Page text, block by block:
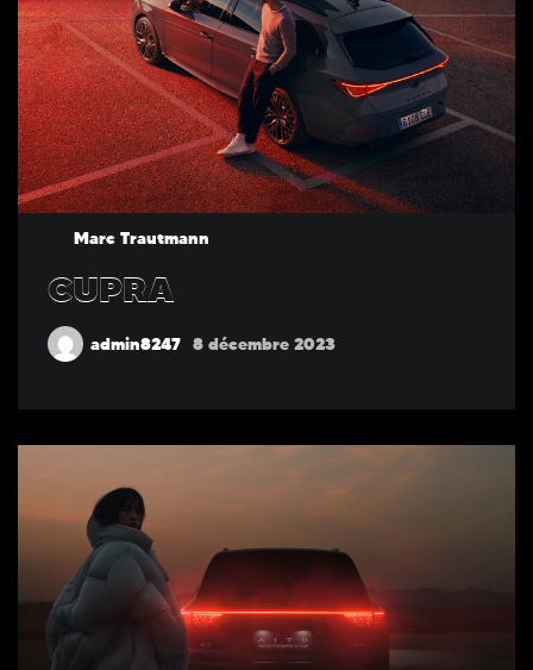
Marc Trautmann
CUPRA
admin8247 8 décembre 2023